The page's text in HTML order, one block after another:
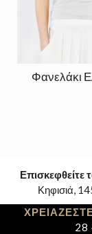
Φανελάκι
Επισκεφθείτε
Κηφισιά,
28